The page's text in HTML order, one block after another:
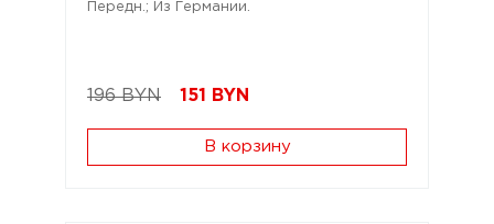
Передн.; Из Германии.
196 BYN 151 BYN
В корзину